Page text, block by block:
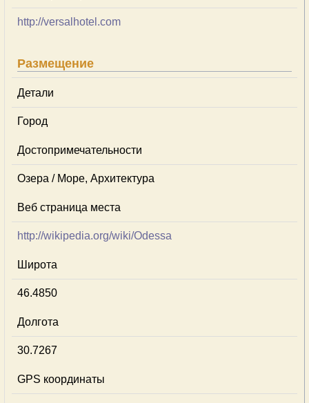
http://versalhotel.com
Размещение
Детали
Город
Достопримечательности
Озера / Море, Архитектура
Веб страница места
http://wikipedia.org/wiki/Odessa
Широта
46.4850
Долгота
30.7267
GPS координаты